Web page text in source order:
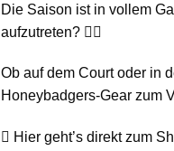
Die Saison ist in vollem
aufzutreten? 
Ob auf dem Court oder in
Honeybadgers-Gear zum
 Hier geht’s direkt zum